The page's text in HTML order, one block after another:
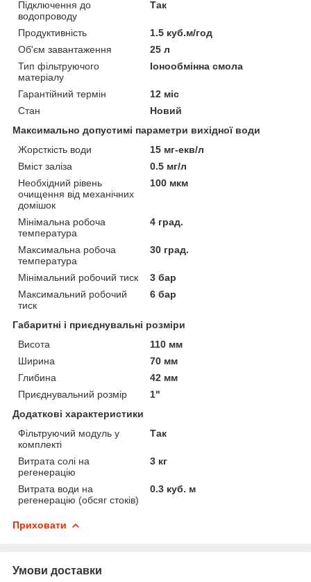
Підключення до
водопроводу
Так
Продуктивність
1.5 куб.м/год
Об'єм завантаження
25 л
Тип фільтруючого
матеріалу
Іонообмінна смола
Гарантійний термін
12 міс
Стан
Новий
Максимально допустимі параметри вихідної води
Жорсткість води
15 мг-екв/л
Вміст заліза
0.5 мг/л
Необхідний рівень
очищення від механічних
домішок
100 мкм
Мінімальна робоча
температура
4 град.
Максимальна робоча
температура
30 град.
Мінімальний робочий тиск
3 бар
Максимальний робочий
тиск
6 бар
Габаритні і приєднувальні розміри
Висота
110 мм
Ширина
70 мм
Глибина
42 мм
Приєднувальний розмір
1"
Додаткові характеристики
Фільтруючий модуль у
комплекті
Так
Витрата солі на
регенерацію
3 кг
Витрата води на
регенерацію (обсяг стоків)
0.3 куб. м
Приховати
Умови доставки